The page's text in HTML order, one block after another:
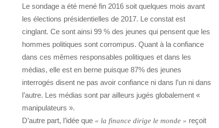
Le sondage a été mené fin 2016 soit quelques mois avant
les élections présidentielles de 2017. Le constat est
cinglant. Ce sont ainsi 99 % des jeunes qui pensent que les
hommes politiques sont corrompus. Quant à la confiance
dans ces mêmes responsables politiques et dans les
médias, elle est en berne puisque 87% des jeunes
interrogés disent ne pas avoir confiance ni dans l’un ni dans
l’autre. Les médias sont par ailleurs jugés globalement «
manipulateurs ».
D’autre part, l’idée que « la finance dirige le monde » reçoit